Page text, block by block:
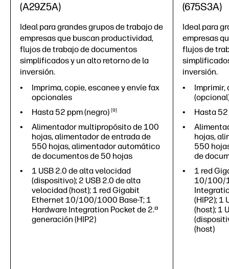
(A29Z5A)
Ideal para grandes grupos de trabajo de
empresas que buscan productividad,
flujos de trabajo de documentos
simplificados y un alto retorno de la
inversión.
Imprima, copie, escanee y envíe fax
opcionales
Hasta 52 ppm(negro) 9
Alimentador multipropósito de 100
hojas, alimentador de entrada de
550 hojas, alimentador automático
de documentos de 50 hojas
1 USB 2.0 de alta velocidad
(dispositivo); 2 USB 2.0 de alta
velocidad (host); 1 red Gigabit
Ethernet 10/100/1000 Base-T; 1
Hardware Integration Pocket de 2.ª
generación (HIP2)
(675S3A)
Ideal para
empresas
flujos de
inversión.
Imprimir,
Hasta
hojas,
550
de
1 red
10/100/
(HIP2); 1
(host); 1
(host)